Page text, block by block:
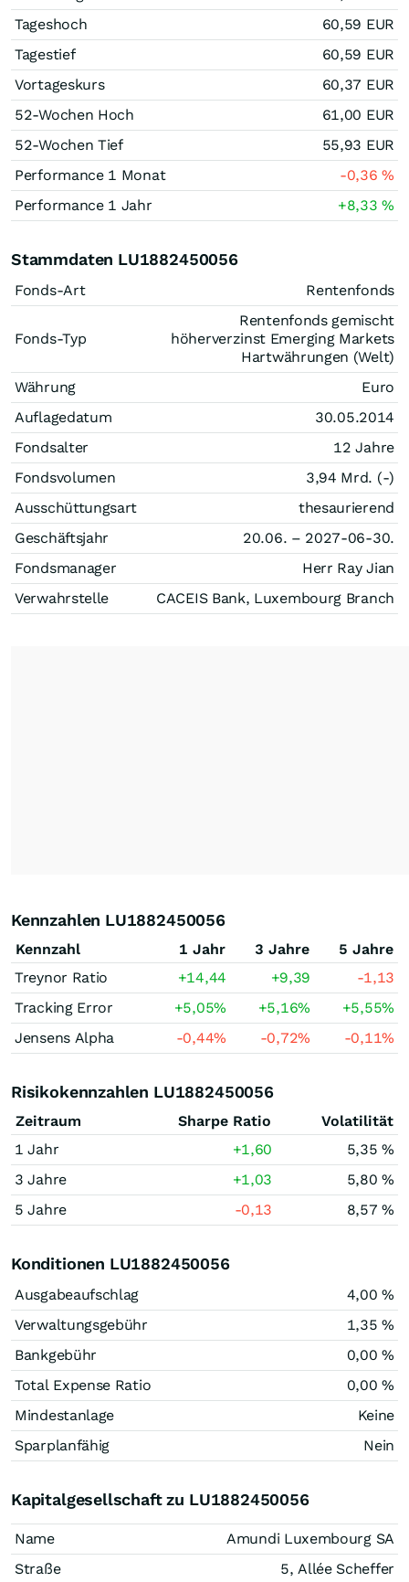
Tageshoch
60,59 EUR
Tagestief
60,59 EUR
Vortageskurs
60,37 EUR
52-Wochen Hoch
61,00 EUR
52-Wochen Tief
55,93 EUR
Performance 1 Monat
-0,36%
Performance 1 Jahr
+8,33%
Stammdaten LU1882450056
Fonds-Art Rentenfonds
Fonds-Typ
Rentenfonds gemischt
höherverzinst Emerging Markets
Hartwährungen (Welt)
Währung
Euro
Auflagedatum
30.05.2014
Fondsalter
12 Jahre
Fondsvolumen
3,94 Mrd. (-)
Ausschüttungsart
thesaurierend
Geschäftsjahr
20.06. – 2027-06-30.
Fondsmanager
Herr Ray Jian
Verwahrstelle
CACEIS Bank, Luxembourg Branch
Kennzahlen LU1882450056
Kennzahl 1 Jahr 3 Jahre
5 Jahre
Treynor Ratio
+14,44 +9,39
-1,13
Tracking Error
+5,05% +5,16% +5,55%
Jensens Alpha
-0,44% -0,72% -0,11%
Risikokennzahlen LU1882450056
Zeitraum Sharpe Ratio
Volatilität
1 Jahr
+1,60
5,35 %
3 Jahre
+1,03
5,80 %
5 Jahre
-0,13 8,57 %
Konditionen LU1882450056
Ausgabeaufschlag
4,00 %
Verwaltungsgebühr
1,35 %
Bankgebühr
0,00 %
Total Expense Ratio
0,00 %
Mindestanlage
Keine
Sparplanfähig
Nein
Kapitalgesellschaft zu LU1882450056
Name
Amundi Luxembourg SA
Straße
5, Allée Scheffer